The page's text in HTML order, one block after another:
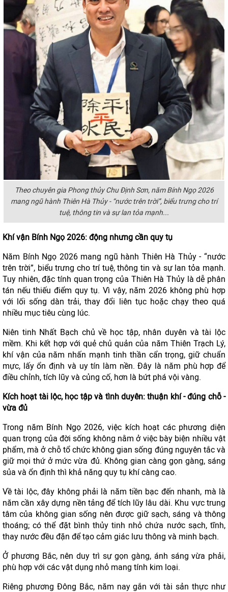
Theo chuyên gia Phong thủy Chu Định Sơn, năm Bính Ngọ 2026
mang ngũ hành Thiên Hà Thủy - “nước trên trời”, biểu trưng cho trí
tuệ, thông tin và sự lan tỏa mạnh...
Khí vận Bính Ngọ 2026: động nhưng cần quy tụ
Năm Bính Ngọ 2026 mang ngũ hành Thiên Hà Thủy - “nước
trên trời”, biểu trưng cho trí tuệ, thông tin và sự lan tỏa mạnh.
Tuy nhiên, đặc tính quan trọng của Thiên Hà Thủy là dễ phân
tán nếu thiếu điểm quy tụ. Vì vậy, năm 2026 không phù hợp
với lối sống dàn trải, thay đổi liên tục hoặc chạy theo quá
nhiều mục tiêu cùng lúc.
Niên tinh Nhất Bạch chủ về học tập, nhân duyên và tài lộc
mềm. Khi kết hợp với quẻ chủ quản của năm Thiên Trạch Lý,
khí vận của năm nhấn mạnh tinh thần cẩn trọng, giữ chuẩn
mực, lấy ổn định và uy tín làm nền. Đây là năm phù hợp để
điều chỉnh, tích lũy và củng cố, hơn là bứt phá vội vàng.
Kích hoạt tài lộc, học tập và tình duyên: thuận khí - đúng chỗ -
vừa đủ
Trong năm Bính Ngọ 2026, việc kích hoạt các phương diện
quan trọng của đời sống không nằm ở việc bày biện nhiều vật
phẩm, mà ở chỗ tổ chức không gian sống đúng nguyên tắc và
giữ mọi thứ ở mức vừa đủ. Không gian càng gọn gàng, sáng
sủa và ổn định thì khả năng quy tụ khí càng cao.
Về tài lộc, đây không phải là năm tiền bạc đến nhanh, mà là
năm cần xây dựng nền tảng để tích lũy lâu dài. Khu vực trung
tâm của không gian sống nên được giữ sạch, sáng và thông
thoáng; có thể đặt bình thủy tinh nhỏ chứa nước sạch, tĩnh,
thay nước đều đặn để tạo cảm giác lưu thông và minh bạch.
Ở phương Bắc, nên duy trì sự gọn gàng, ánh sáng vừa phải,
phù hợp với các vật dụng nhỏ mang tính kim loại.
Riêng phương Đông Bắc, năm nay gắn với tài sản thực như